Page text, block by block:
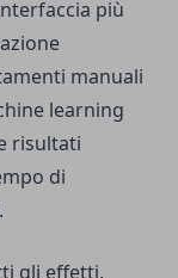
più
manuali
learning
risultati
di
gli effetti,